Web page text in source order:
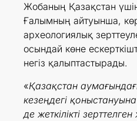
Жобаның Қазақстан
Ғалымның айтуынша,
археологиялық
осындай көне
негіз қалыптастырады.
«Қазақстан
кезеңдегі
де жеткілікті